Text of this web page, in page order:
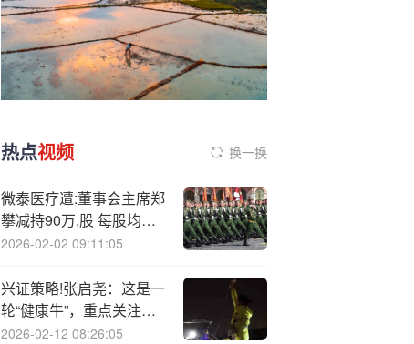
热点视频 换一换
微泰医疗遭:董事会主席郑
攀减持90万,股 每股均价
6.04港元
2026-02-02 09:11:05
兴证策略!张启尧：这是一
轮“健康牛”，重点关注券
商、AI扩散、军工、“反内
2026-02-12 08:26:05